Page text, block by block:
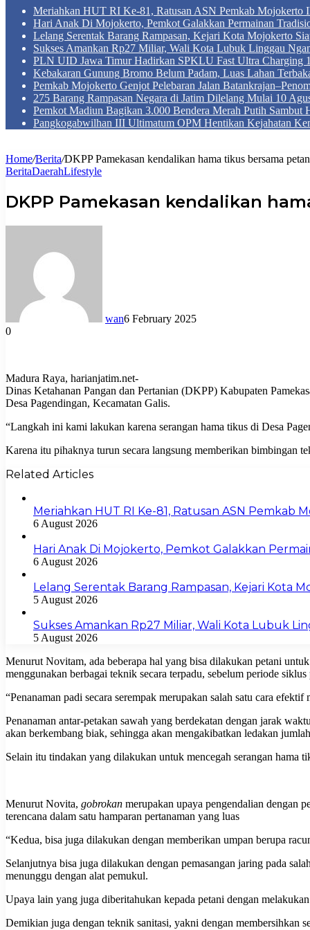
Meriahkan HUT RI Ke-81, Ratusan ASN Pemkab Mojokerto
Hari Anak Di Mojokerto, Pemkot Galakkan Permainan
Lelang Serentak Barang Rampasan, Kejari Kota Mojokerto
Sukses Amankan Rp27 Miliar, Wali Kota Lubuk Linggau
PLN UID Jawa Timur Hadirkan SPKLU Fast Ultra Charging
Kebakaran Gunung Bromo Belum Padam, Luas Lahan
Pemkab Mojokerto Genjot Pelebaran Jalan
275 Barang Rampasan Negara di Jatim Dilelang Mulai 10
Pemkot Madiun Bagikan 3.000 Bendera Merah Putih Sambut
Pangkogabwilhan III Ultimatum OPM Hentikan Kejahatan
Home/Berita/DKPP Pamekasan kendalikan hama tikus bersama
BeritaDaerahLifestyle
DKPP Pamekasan kendalikan
wan6 February 2025
0
Madura Raya, harianjatim.net-
Dinas Ketahanan Pangan dan Pertanian (DKPP) Kabupaten
Desa Pagendingan, Kecamatan Galis.
“Langkah ini kami lakukan karena serangan hama tikus di Desa
Karena itu pihaknya turun secara langsung memberikan bimbingan
Related Articles
Meriahkan HUT RI Ke-81, Ratusan ASN Pemkab
6 August 2026
Hari Anak Di Mojokerto, Pemkot Galakkan
6 August 2026
Lelang Serentak Barang Rampasan, Kejari Kota
5 August 2026
Sukses Amankan Rp27 Miliar, Wali Kota Lubuk
5 August 2026
Menurut Novitam, ada beberapa hal yang bisa dilakukan petani
menggunakan berbagai teknik secara terpadu, sebelum periode
“Penanaman padi secara serempak merupakan salah satu cara
Penanaman antar-petakan sawah yang berdekatan dengan jarak
akan berkembang biak, sehingga akan mengakibatkan ledakan
Selain itu tindakan yang dilakukan untuk mencegah serangan hama
Menurut Novita, gobrokan merupakan upaya pengendalian dengan
terencana dalam satu hamparan pertanaman yang luas
“Kedua, bisa juga dilakukan dengan memberikan umpan berupa
Selanjutnya bisa juga dilakukan dengan pemasangan jaring pada
menunggu dengan alat pemukul.
Upaya lain yang juga diberitahukan kepada petani dengan
Demikian juga dengan teknik sanitasi, yakni dengan membersihkan